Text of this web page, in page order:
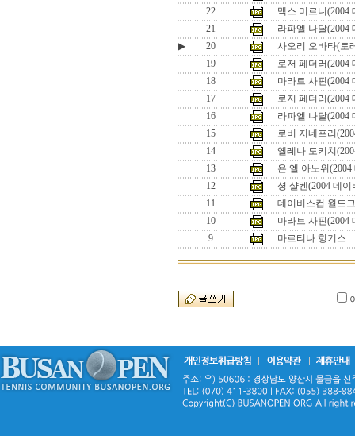
22
맥스 미르니(2004
21
라파엘 나달(2004
▶
20
사오리 오바타(토
19
로저 페더러(2004
18
마라트 사핀(2004
17
로저 페더러(2004
16
라파엘 나달(2004
15
로비 지네프리
14
옐레나 도키치
13
욘 엘 아노위
12
셩 샬켄(2004 데
11
데이비스컵 월드
10
마라트 사핀(2004
9
마르티나 힝기스